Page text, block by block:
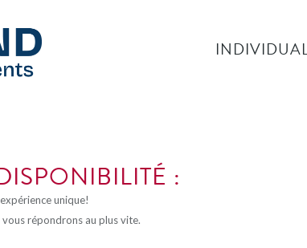
:
unique!
répondrons au plus vite.